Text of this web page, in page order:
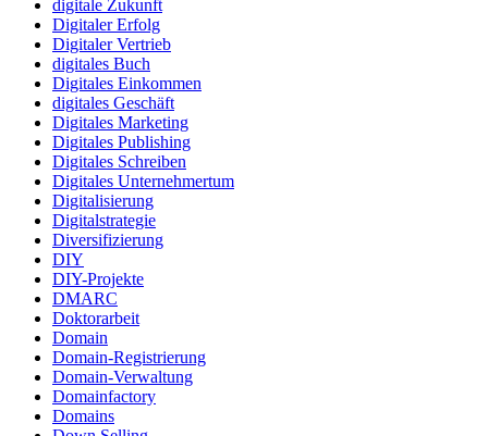
digitale Zukunft
Digitaler Erfolg
Digitaler Vertrieb
digitales Buch
Digitales Einkommen
digitales Geschäft
Digitales Marketing
Digitales Publishing
Digitales Schreiben
Digitales Unternehmertum
Digitalisierung
Digitalstrategie
Diversifizierung
DIY
DIY-Projekte
DMARC
Doktorarbeit
Domain
Domain-Registrierung
Domain-Verwaltung
Domainfactory
Domains